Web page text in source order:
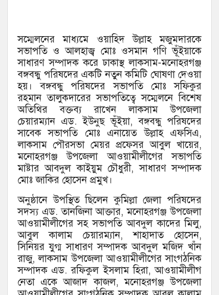
সম্মেলনের মাধ্যমে ওয়াহিদ উল্লাহ মজুমদারকে
সভাপতি ও আলহাজ্ব মোঃ ওসমান গণি ভূঁইয়াকে
সাধারণ সম্পাদক করে ঢাকাস্থ লাকসাম-মনোহরগঞ্জ
বঙ্গবন্ধু পরিষদের একটি নতুন কমিটি ঘোষণা দেওয়া
হয়। বঙ্গবন্ধু পরিষদের সভাপতি মোঃ সফিকুর
রহমান তালুকদারের সভাপতিত্বে সম্মেলনে বিশেষ
অতিথির বক্তব্য রাখেন লাকসাম উপজেলা
চেয়ারম্যান এড. ইউনুছ ভূঁইয়া, বঙ্গবন্ধু পরিষদের
সাবেক সভাপতি মোঃ এনায়েত উল্লাহ এফসিএ,
লাকসাম পৌরসভা মেয়র প্রফেসর আবুল খায়ের,
মনোহরগঞ্জ উপজেলা আওয়ামীলীগের সভাপতি
মাষ্টার আবদুল কাইয়ুম চৌধুরী, সাধারণ সম্পাদক
মোঃ জাকির হোসেন প্রমুখ।
অনুষ্ঠানে উপস্থিত ছিলেন কুমিল্লা জেলা পরিষদের
সদস্য এড. তানজিনা আক্তার, মনোহরগঞ্জ উপজেলা
আওয়ামীলীগের সহ সভাপতি আবদুল কাদের মিলু,
আবুল কালাম চেয়ারম্যান, শাহাদাত হোসেন,
সিনিয়র যুগ্ম সাধারণ সম্পাদক আবদুল মজিদ খাঁন
রাজু, লাকসাম উপজেলা আওয়ামীলীগের সাংগঠনিক
সম্পাদক এড. রফিকুল ইসলাম হিরা, আওয়ামীলীগ
নেতা একে আজাদ কাজল, মনোহরগঞ্জ উপজেলা